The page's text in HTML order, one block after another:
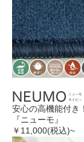
安心の高機能付き
『ニューモ』
￥11,000(税込)~